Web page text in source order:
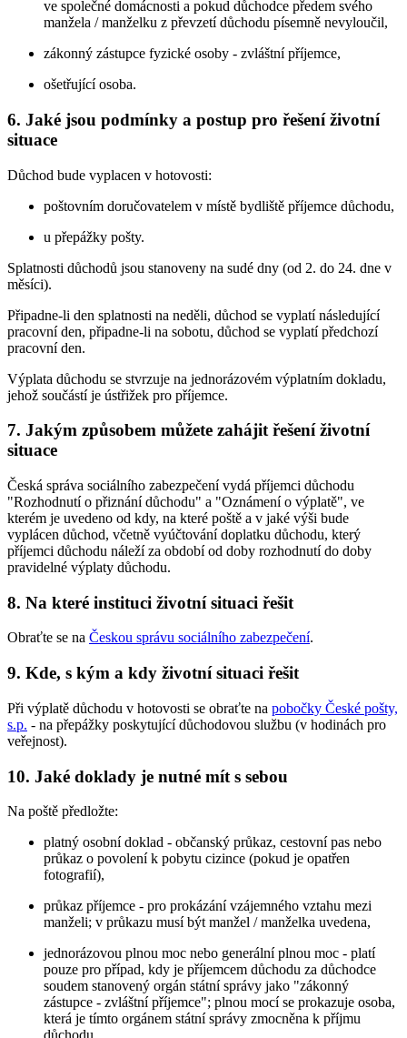
ve společné domácnosti a pokud důchodce předem svého
manžela / manželku z převzetí důchodu písemně nevyloučil,
zákonný zástupce fyzické osoby - zvláštní příjemce,
ošetřující osoba.
6. Jaké jsou podmínky a postup pro řešení životní
situace
Důchod bude vyplacen v hotovosti:
poštovním doručovatelem v místě bydliště příjemce důchodu,
u přepážky pošty.
Splatnosti důchodů jsou stanoveny na sudé dny (od 2. do 24. dne v
měsíci).
Připadne-li den splatnosti na neděli, důchod se vyplatí následující
pracovní den, připadne-li na sobotu, důchod se vyplatí předchozí
pracovní den.
Výplata důchodu se stvrzuje na jednorázovém výplatním dokladu,
jehož součástí je ústřižek pro příjemce.
7. Jakým způsobem můžete zahájit řešení životní
situace
Česká správa sociálního zabezpečení vydá příjemci důchodu
"Rozhodnutí o přiznání důchodu" a "Oznámení o výplatě", ve
kterém je uvedeno od kdy, na které poště a v jaké výši bude
vyplácen důchod, včetně vyúčtování doplatku důchodu, který
příjemci důchodu náleží za období od doby rozhodnutí do doby
pravidelné výplaty důchodu.
8. Na které instituci životní situaci řešit
Obraťte se na Českou správu sociálního zabezpečení.
9. Kde, s kým a kdy životní situaci řešit
Při výplatě důchodu v hotovosti se obraťte na pobočky České pošty,
s.p. - na přepážky poskytující důchodovou službu (v hodinách pro
veřejnost).
10. Jaké doklady je nutné mít s sebou
Na poště předložte:
platný osobní doklad - občanský průkaz, cestovní pas nebo
průkaz o povolení k pobytu cizince (pokud je opatřen
fotografií),
průkaz příjemce - pro prokázání vzájemného vztahu mezi
manželi; v průkazu musí být manžel / manželka uvedena,
jednorázovou plnou moc nebo generální plnou moc - platí
pouze pro případ, kdy je příjemcem důchodu za důchodce
soudem stanovený orgán státní správy jako "zákonný
zástupce - zvláštní příjemce"; plnou mocí se prokazuje osoba,
která je tímto orgánem státní správy zmocněna k příjmu